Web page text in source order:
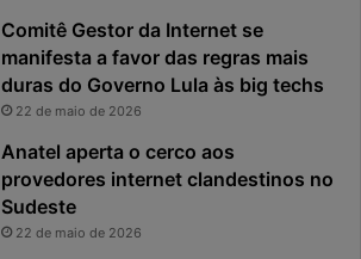
Comitê Gestor da Internet se
manifesta a favor das regras mais
duras do Governo Lula às big techs
22 de maio de 2026
Anatel aperta o cerco aos
provedores internet clandestinos no
Sudeste
22 de maio de 2026